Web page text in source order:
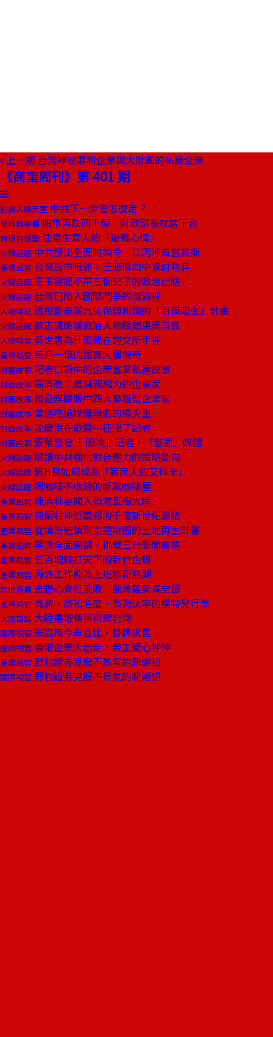
上一期 台灣神秘暴利企業與大財團的私房企業
《商業周刊》第 401 期
創辦人聊天室 中共下一步會怎麼走？
童再興專欄 股市再跌四千億 財政部長就當下台
商場自慢塾 注意生意人的「避難心情」
火線話題 中共發出全面封鎖令，江丙坤首當其衝
產業風雲 台灣房市低迷，王應傑向中資討救兵
火線話題 王玉雲擺不平三個兒子的政治出路
火線話題 台灣已陷入國際鬥爭的漩渦裡
人物特寫 透視劉泰英九％保證利潤的「百億吸金」計畫
火線話題 蘇志誠險獲政治人物酸蘋果獎首賞
人物特寫 黃世惠為什麼栽在證交所手裡
產業風雲 每戶一億的國寶大樓傳奇
封面故事 記者口袋中的企業富豪私房故事
封面故事 高清愿：最具親和力的企業家
封面故事 誰是媒體眼中四大梟雄型企業家
封面故事 曾經吃過媒體暗虧的楊天生
封面故事 沈慶京在歌聲中征服了記者
封面故事 張榮發會「 開除」記者，「懲罰」媒體
火線話題 解讀中共強化對台壓力的策略動向
火線話題 釩H良如何成為「客家人的艾科卡」
火線話題 喝咖啡不收錢的新黨咖啡屋
產業風雲 陳清林要闖入香港直搗大陸
產業風雲 荷蘭村神近義邦的千億新世紀豪賭
產業風雲 從填海造鎮到主題樂園的土地再生計畫
產業風雲 李濤全面開講，挑戰三台新聞霸業
產業風雲 五百塊錢打天下的新竹企銀
產業風雲 海外工作蔚為上班族新熱潮
其他專欄 志野心貪紅頂敗 風骨義氣青史留
產業風雲 高薪、高知名度、高淘汰率的模特兒行業
大陸焦點 大陸畫壇精英齊聚台灣
國際視窗 米高梅今非昔比，掛牌求售
國際視窗 香港企業大出走，勞工憂心忡忡
產業風雲 野村證券克服不景氣的新絕招
國際視窗 野村證券克服不景氣的新絕招